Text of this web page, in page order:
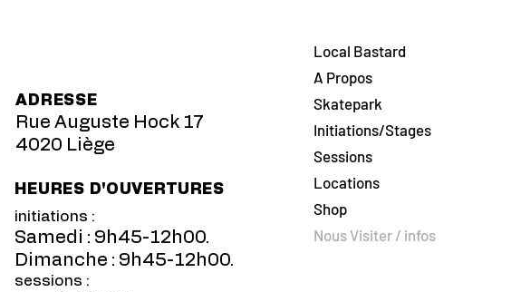
Local Bastard
A Propos
Skatepark
Initiations/Stages
Sessions
Locations
Shop
Nous Visiter / infos
ADRESSE
Rue Auguste Hock 17
4020 Liège
HEURES D'OUVERTURES
initiations :
Samedi : 9h45-12h00.
Dimanche : 9h45-12h00.
sessions :